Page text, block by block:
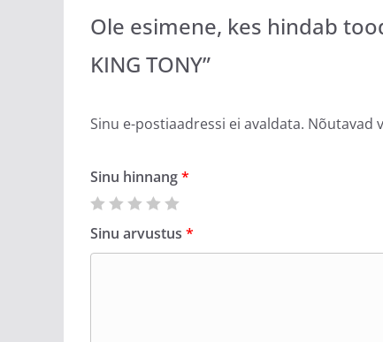
Ole esimene, kes hindab
KING TONY”
Sinu e-postiaadressi ei avaldata. Nõutavad
Sinu hinnang*
Sinu arvustus *